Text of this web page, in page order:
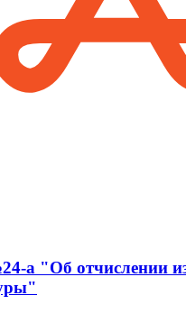
а "Об отчислении